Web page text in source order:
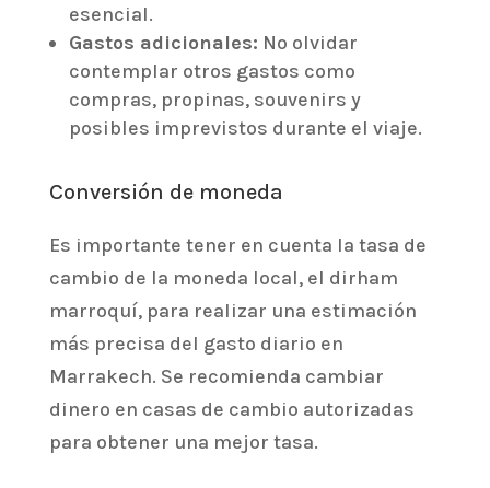
esencial.
Gastos adicionales: No olvidar
contemplar otros gastos como
compras, propinas, souvenirs y
posibles imprevistos durante el viaje.
Conversión de moneda
Es importante tener en cuenta la tasa de
cambio de la moneda local, el dirham
marroquí, para realizar una estimación
más precisa del gasto diario en
Marrakech. Se recomienda cambiar
dinero en casas de cambio autorizadas
para obtener una mejor tasa.